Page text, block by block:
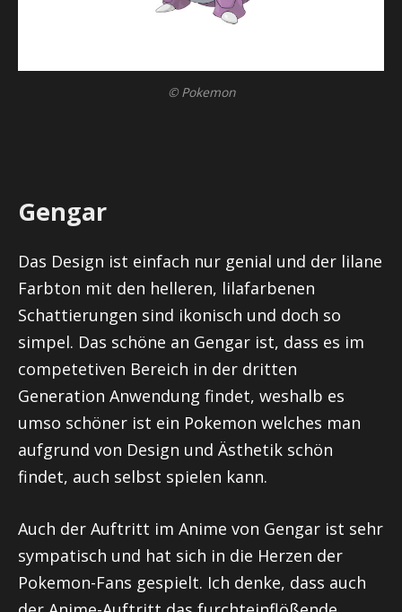
© Pokemon
Gengar
Das Design ist einfach nur genial und der lilane
Farbton mit den helleren, lilafarbenen
Schattierungen sind ikonisch und doch so
simpel. Das schöne an Gengar ist, dass es im
competetiven Bereich in der dritten
Generation Anwendung findet, weshalb es
umso schöner ist ein Pokemon welches man
aufgrund von Design und Ästhetik schön
findet, auch selbst spielen kann.
Auch der Auftritt im Anime von Gengar ist sehr
sympatisch und hat sich in die Herzen der
Pokemon-Fans gespielt. Ich denke, dass auch